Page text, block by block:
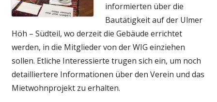
informierten über die
Bautätigkeit auf der Ulmer
Höh – Südteil, wo derzeit die Gebäude errichtet
werden, in die Mitglieder von der WIG einziehen
sollen. Etliche Interessierte trugen sich ein, um noch
detailliertere Informationen über den Verein und das
Mietwohnprojekt zu erhalten.